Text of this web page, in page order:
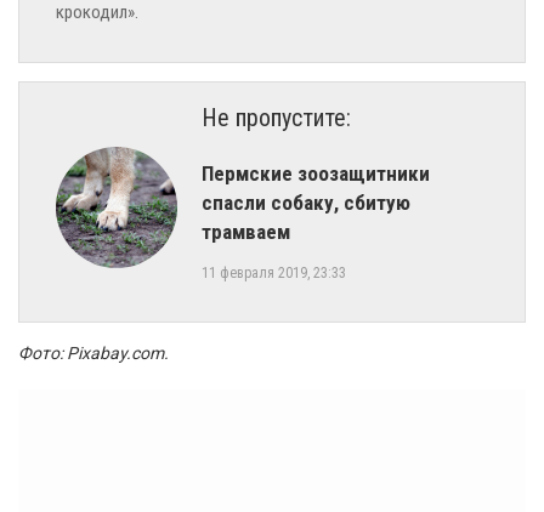
крокодил».
Не пропустите:
Пермские зоозащитники
спасли собаку, сбитую
трамваем
11 февраля 2019, 23:33
Фото: Pixabay.com.